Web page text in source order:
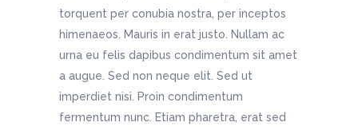
torquent per conubia nostra, per inceptos
himenaeos. Mauris in erat justo. Nullam ac
urna eu felis dapibus condimentum sit amet
a augue. Sed non neque elit. Sed ut
imperdiet nisi. Proin condimentum
fermentum nunc. Etiam pharetra, erat sed